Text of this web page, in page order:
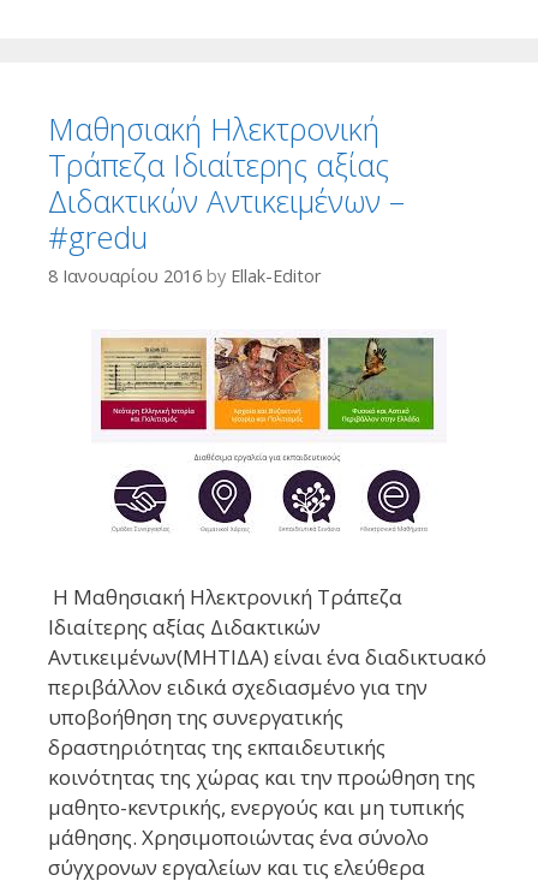
Μαθησιακή Ηλεκτρονική
Τράπεζα Ιδιαίτερης αξίας
Διδακτικών Αντικειμένων –
#gredu
8 Ιανουαρίου 2016 by Ellak-Editor
Η Μαθησιακή Ηλεκτρονική Τράπεζα
Ιδιαίτερης αξίας Διδακτικών
Αντικειμένων(ΜΗΤΙΔΑ) είναι ένα διαδικτυακό
περιβάλλον ειδικά σχεδιασμένο για την
υποβοήθηση της συνεργατικής
δραστηριότητας της εκπαιδευτικής
κοινότητας της χώρας και την προώθηση της
μαθητο-κεντρικής, ενεργούς και μη τυπικής
μάθησης. Χρησιμοποιώντας ένα σύνολο
σύγχρονων εργαλείων και τις ελεύθερα